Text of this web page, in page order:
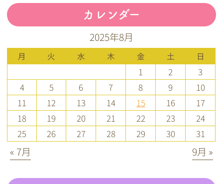
カレンダー
2025年8月
月 火 水 木 金 土 日
1 2
3
4
5 6 7 8 9
10
11
12 13 14 15 16
17
18
19 20 21 22 23
24
25
26 27 28 29 30 31
« 7月 9月 »